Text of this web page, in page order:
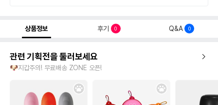
상품정보 후기 0 Q&A 0
관련 기획전을 둘러보세요
🐶지갑주의! 무료배송 ZONE 오픈!